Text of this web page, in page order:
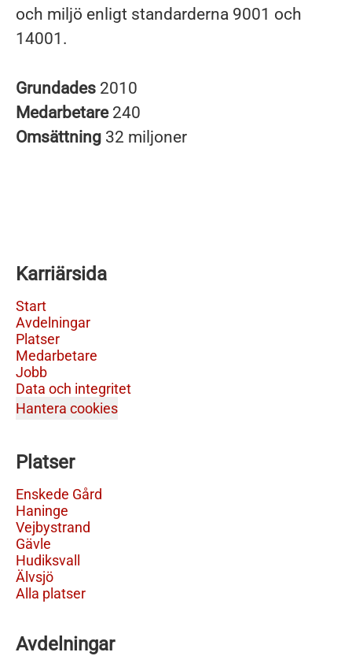
och miljö enligt standarderna 9001 och
14001.
Grundades 2010
Medarbetare 240
Omsättning 32 miljoner
Karriärsida
Start
Avdelningar
Platser
Medarbetare
Jobb
Data och integritet
Hantera cookies
Platser
Enskede Gård
Haninge
Vejbystrand
Gävle
Hudiksvall
Älvsjö
Alla platser
Avdelningar